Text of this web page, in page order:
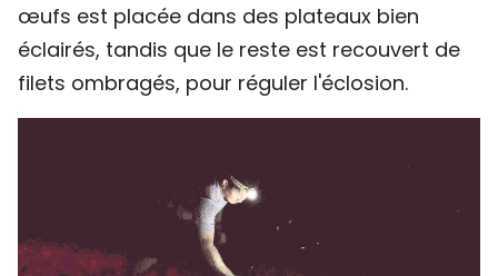
œufs est placée dans des plateaux bien
éclairés, tandis que le reste est recouvert de
filets ombragés, pour réguler l'éclosion.